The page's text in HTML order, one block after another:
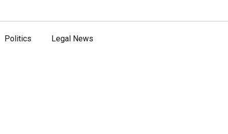
Politics Legal News